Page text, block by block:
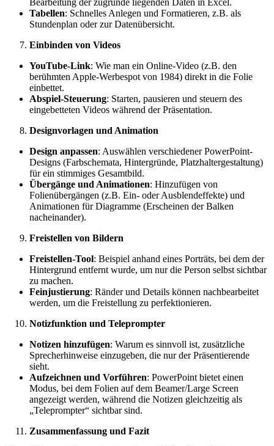
Bearbeitung der zugrunde liegenden Daten in Excel.
Tabellen: Schnelles Anlegen und Formatieren, z.B. als
Stundenplan oder zur Datenübersicht.
Einbinden von Videos
YouTube-Link: Wie man ein Online-Video (z.B. den
berühmten Apple-Werbespot von 1984) direkt in die Folie
einbettet.
Abspiel-Steuerung: Starten, pausieren und steuern des
eingebetteten Videos während der Präsentation.
Designvorlagen und Animation
Design anpassen: Auswählen verschiedener PowerPoint-
Designs (Farbschemata, Hintergründe, Platzhaltergestaltung)
für ein stimmiges Gesamtbild.
Übergänge und Animationen: Hinzufügen von
Folienübergängen (z.B. Ein- oder Ausblendeffekte) und
Animationen für Diagramme (Erscheinen der Balken
nacheinander).
Freistellen von Bildern
Freistellen-Tool: Beispiel anhand eines Porträts, bei dem der
Hintergrund entfernt wurde, um nur die Person selbst sichtbar
zu machen.
Feinjustierung: Ränder und Details können nachbearbeitet
werden, um die Freistellung zu perfektionieren.
Notizfunktion und Teleprompter
Notizen hinzufügen: Warum es sinnvoll ist, zusätzliche
Sprecherhinweise einzugeben, die nur der Präsentierende
sieht.
Aufzeichnen und Vorführen: PowerPoint bietet einen
Modus, bei dem Folien auf dem Beamer/Large Screen
angezeigt werden, während die Notizen gleichzeitig als
„Teleprompter“ sichtbar sind.
Zusammenfassung und Fazit